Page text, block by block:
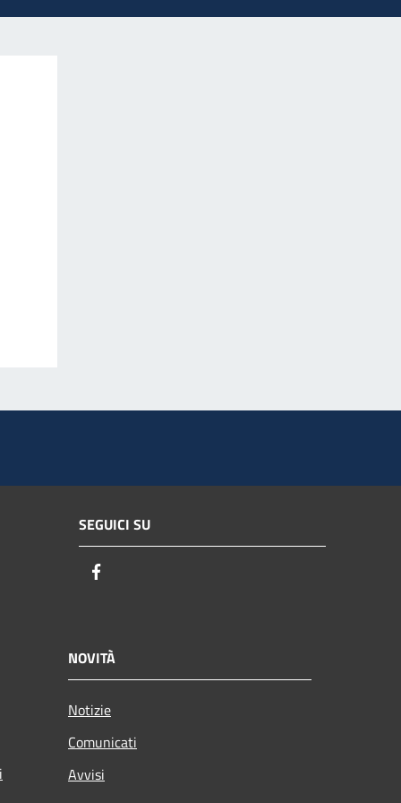
SEGUICI SU
NOVITÀ
Notizie
Comunicati
Avvisi